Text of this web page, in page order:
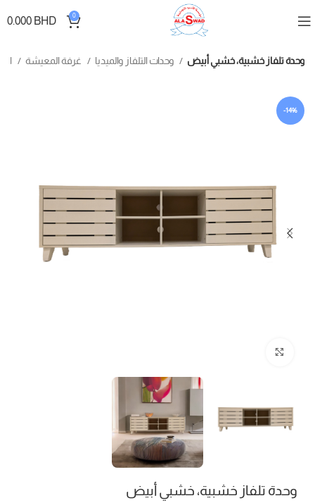
0
0.000 BHD
وحدة تلفاز خشبية، خشبي أبيض
-14%
وحدة تلفاز خشبية، خشبي أبيض